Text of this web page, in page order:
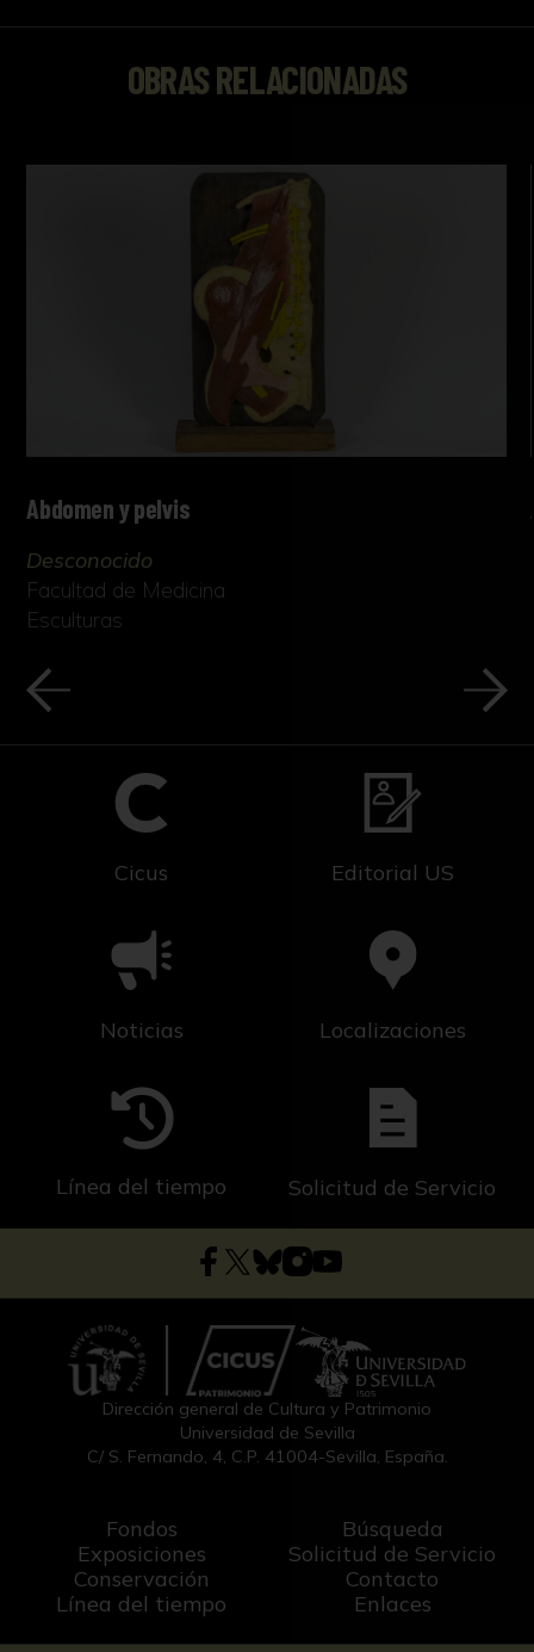
OBRAS RELACIONADAS
Abdomen y pelvis
Desconocido
Facultad de Medicina
Esculturas
Cicus Editorial US
Noticias Localizaciones
Línea del tiempo Solicitud de Servicio
Dirección general de Cultura y Patrimonio
Universidad de Sevilla
C/ S. Fernando, 4, C.P. 41004-Sevilla, España.
Fondos
Exposiciones
Conservación
Línea del tiempo
Búsqueda
Solicitud de Servicio
Contacto
Enlaces